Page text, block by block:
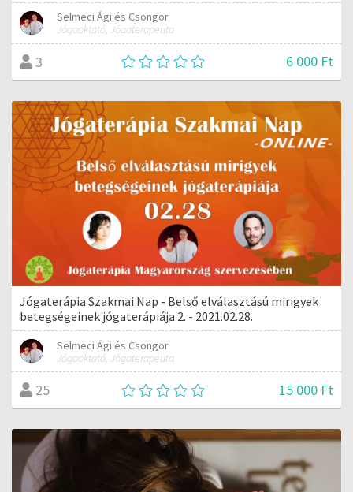
Selmeci Ági és Csongor
Jógaoktató, Jógaterapeuta
3 6 000 Ft
Jógaterápia Szakmai Nap - Belső elválasztású mirigyek
betegségeinek jógaterápiája 2. - 2021.02.28.
Selmeci Ági és Csongor
Jógaoktató, Jógaterapeuta
25 15 000 Ft